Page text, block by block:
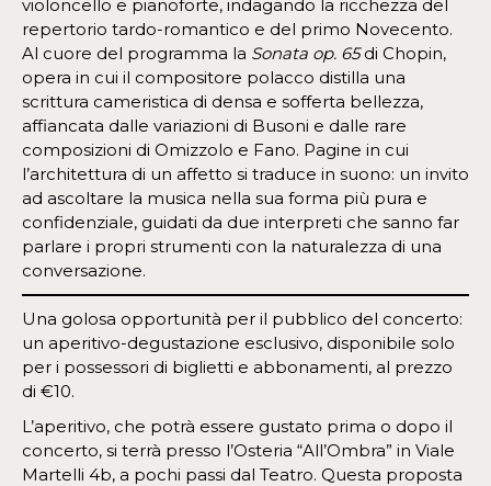
violoncello e pianoforte, indagando la ricchezza del
repertorio tardo-romantico e del primo Novecento.
Al cuore del programma la Sonata op. 65di Chopin,
opera in cui il compositore polacco distilla una
scrittura cameristica di densa e sofferta bellezza,
affiancata dalle variazioni di Busoni e dalle rare
composizioni di Omizzolo e Fano. Pagine in cui
l’architettura di un affetto si traduce in suono: un invito
ad ascoltare la musica nella sua forma più pura e
confidenziale, guidati da due interpreti che sanno far
parlare i propri strumenti con la naturalezza di una
conversazione.
Una golosa opportunità per il pubblico del concerto:
un aperitivo-degustazione esclusivo, disponibile solo
per i possessori di biglietti e abbonamenti, al prezzo
di €10.
L’aperitivo, che potrà essere gustato prima o dopo il
concerto, si terrà presso l’Osteria “All’Ombra” in Viale
Martelli 4b, a pochi passi dal Teatro. Questa proposta